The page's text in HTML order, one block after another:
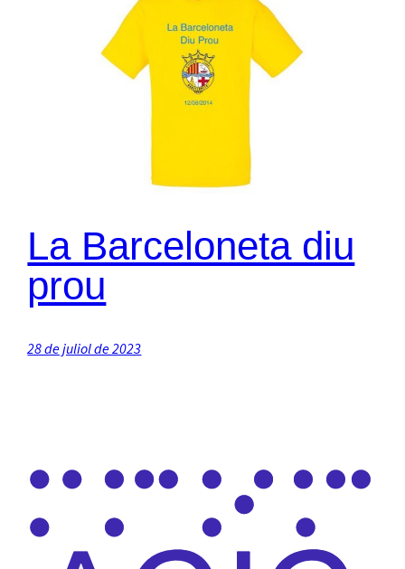
La Barceloneta diu
prou
28 de juliol de 2023